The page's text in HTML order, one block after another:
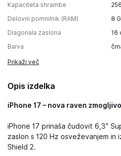
Kapaciteta shrambe
Delovni pomnilnik (RAM)
8
Diagonala zaslona
16
Barva
Prikaži več
Opis izdelka
iPhone 17 – nova raven
iPhone 17 prinaša čudovit 6,3″
zaslon s 120 Hz osveževanjem in
Shield 2.